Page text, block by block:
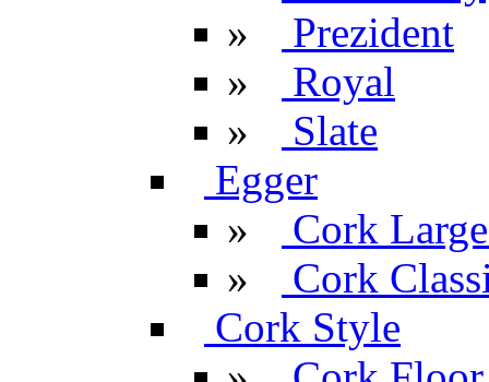
»
Prezident
»
Royal
»
Slate
Egger
»
Cork
»
Cork
Cork Style